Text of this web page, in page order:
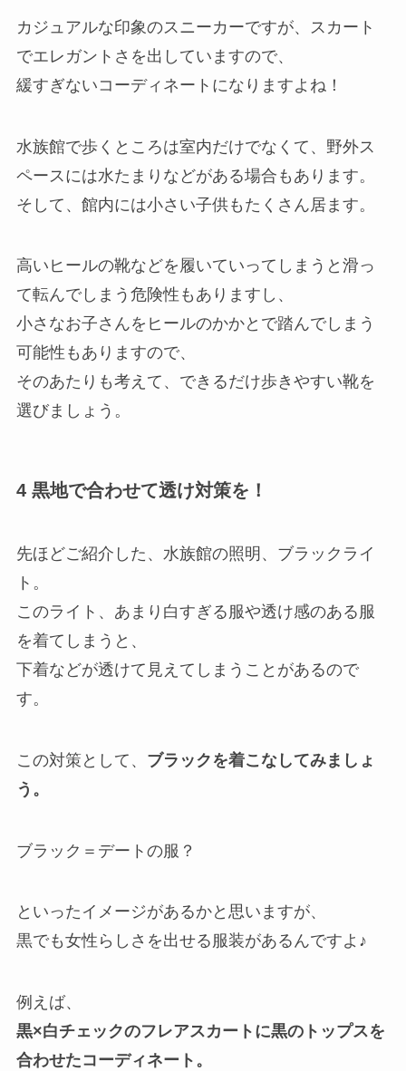
カジュアルな印象のスニーカーですが、スカート
でエレガントさを出していますので、
緩すぎないコーディネートになりますよね！
水族館で歩くところは室内だけでなくて、野外ス
ペースには水たまりなどがある場合もあります。
そして、館内には小さい子供もたくさん居ます。
高いヒールの靴などを履いていってしまうと 滑っ
て転んでしまう危険性 もありますし、
小さなお子さんをヒールのかかとで踏んでしまう
可能性 もありますので、
そのあたりも考えて、できるだけ歩きやすい靴を
選びましょう。
4 黒地で合わせて透け対策を！
先ほどご紹介した、水族館の照明、ブラックライ
ト。
このライト、あまり白すぎる服や透け感のある服
を着てしまうと、
下着などが透けて見えてしまうことがあるので
す。
この対策として、 ブラックを着こなしてみましょ
う。
ブラック＝デートの服？
といったイメージがあるかと思いますが、
黒でも女性らしさを出せる服装があるんですよ♪
例えば、
黒×白チェックのフレアスカートに黒のトップスを
合わせたコーディネート。